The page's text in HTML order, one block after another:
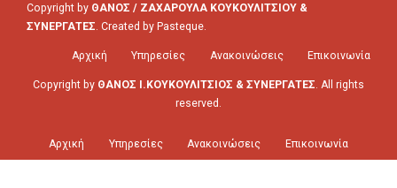
Copyright by ΘΑΝΟΣ / ΖΑΧΑΡΟΥΛΑ ΚΟΥΚΟΥΛΙΤΣΙΟΥ &
ΣΥΝΕΡΓΑΤΕΣ . Created by Pasteque
Αρχική Υπηρεσίες Ανακοινώσεις Επικοινωνία
Copyright by ΘΑΝΟΣ Ι.ΚΟΥΚΟΥΛΙΤΣΙΟΣ & ΣΥΝΕΡΓΑΤΕΣ. All rights
reserved.
Αρχική Υπηρεσίες Ανακοινώσεις Επικοινωνία